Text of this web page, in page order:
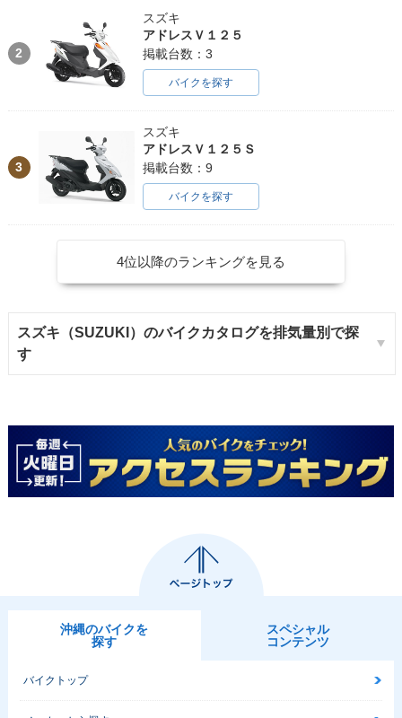
2
スズキ
アドレスＶ１２５
掲載台数：3
バイクを探す
3
スズキ
アドレスＶ１２５Ｓ
掲載台数：9
バイクを探す
4位以降のランキングを見る
スズキ（SUZUKI）のバイクカタログを排気量別で探
す
沖縄のバイクを
探す
スペシャル
コンテンツ
バイクトップ